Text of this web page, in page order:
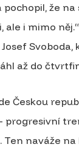
pochopil, že
ale i mimo
až do
Českou
progresivní
Ten naváže